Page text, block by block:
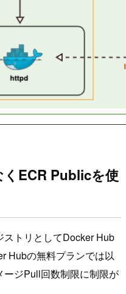
ECR Publicを使
ストリとしてDocker Hub
Hubの無料プランでは以
ジPull回数制限に制限が